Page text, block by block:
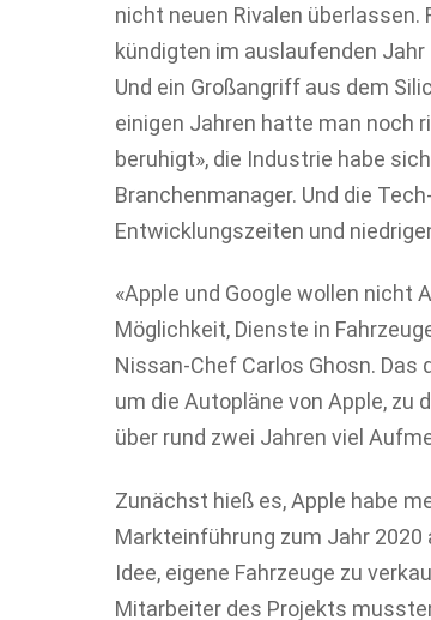
nicht neuen Rivalen überlassen.
kündigten im auslaufenden
Und ein Großangriff aus dem
einigen Jahren hatte man noch
beruhigt», die Industrie habe
Branchenmanager. Und die
Entwicklungszeiten und
«Apple und Google wollen nicht
Möglichkeit, Dienste in
Nissan-Chef Carlos Ghosn.
um die Autopläne von Apple, zu
über rund zwei Jahren viel
Zunächst hieß es, Apple habe
Markteinführung zum Jahr 2020
Idee, eigene Fahrzeuge zu
Mitarbeiter des Projekts